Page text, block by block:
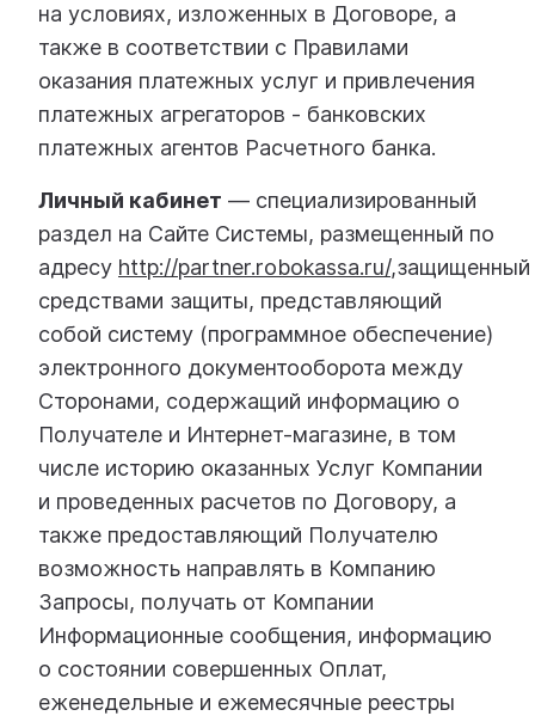
на условиях, изложенных в Договоре, а
также в соответствии с Правилами
оказания платежных услуг и привлечения
платежных агрегаторов - банковских
платежных агентов Расчетного банка.
Личный кабинет — специализированный
раздел на Сайте Системы, размещенный по
адресу http://partner.robokassa.ru/,защищенный
средствами защиты, представляющий
собой систему (программное обеспечение)
электронного документооборота между
Сторонами, содержащий информацию о
Получателе и Интернет-магазине, в том
числе историю оказанных Услуг Компании
и проведенных расчетов по Договору, а
также предоставляющий Получателю
возможность направлять в Компанию
Запросы, получать от Компании
Информационные сообщения, информацию
о состоянии совершенных Оплат,
еженедельные и ежемесячные реестры